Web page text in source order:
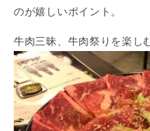
のが嬉しいポイント。
牛肉三昧、牛肉祭りを楽し